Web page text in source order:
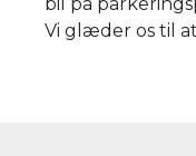
Vi glæder os til